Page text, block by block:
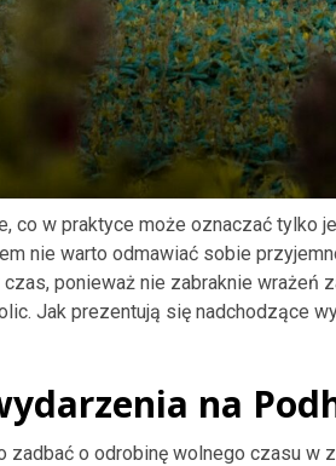
co w praktyce może oznaczać tylko
nie warto odmawiać sobie
ponieważ nie zabraknie wrażeń
Jak prezentują się nadchodzące
na
zadbać o odrobinę wolnego czasu w